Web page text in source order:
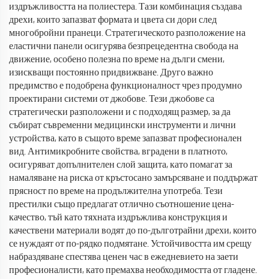
издръжливостта на полиестера. Тази комбинация създава
дрехи, които запазват формата и цвета си дори след
многобройни пранеци. Стратегическото разположение на
еластични панели осигурява безпрецедентна свобода на
движение, особено полезна по време на дълги смени,
изискващи постоянно придвижване. Друго важно
предимство е подобрена функционалност чрез продумно
проектирани системи от джобове. Тези джобове са
стратегически разположени и с подходящ размер, за да
събират съвременни медицински инструменти и лични
устройства, като в същото време запазват професионален
вид. Антимикробните свойства, вградени в платното,
осигуряват допълнителен слой защита, като помагат за
намаляване на риска от кръстосано замърсяване и поддържат
прясност по време на продължителна употреба. Тези
престилки също предлагат отлично съотношение цена-
качество, тъй като тяхната издръжлива конструкция и
качествени материали водят до по-дълготрайни дрехи, които
се нуждаят от по-рядко подмятане. Устойчивостта им срещу
набраздяване спестява ценен час в ежедневието на заети
професионалисти, като премахва необходимостта от гладене.